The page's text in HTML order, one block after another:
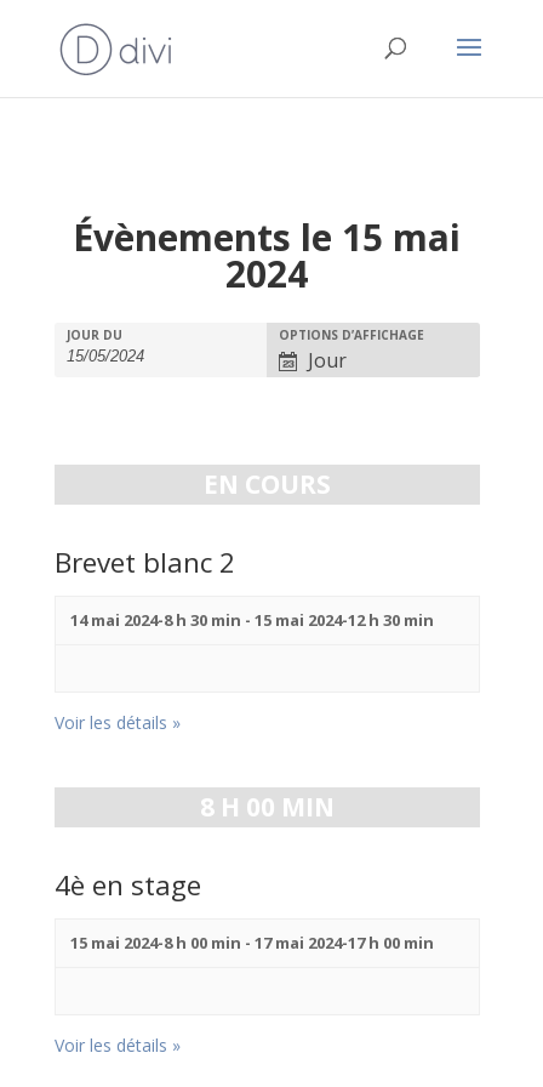
Évènements le 15 mai
2024
Recherche
et
vues
Évènements
Navigation
de
OPTIONS D’AFFICHAGE
Jour
Rechercher
Évènements
JOUR DU
EN COURS
Brevet blanc 2
14 mai 2024-8 h 30 min - 15 mai 2024-12 h 30 min
Voir les détails »
8 H 00 MIN
4è en stage
15 mai 2024-8 h 00 min - 17 mai 2024-17 h 00 min
Voir les détails »